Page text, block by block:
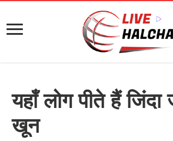
यहाँ लोग पीते हैं जिंदा
खून